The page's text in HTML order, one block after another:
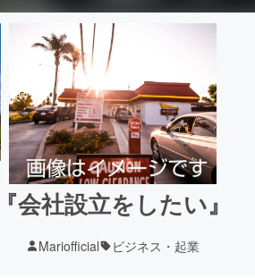
『会社設立をしたい』
Mariofficial ビジネス・起業